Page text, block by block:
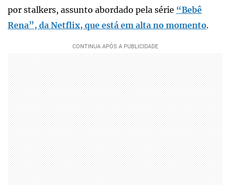
por stalkers, assunto abordado pela série “Bebê
Rena”, da Netflix, que está em alta no momento.